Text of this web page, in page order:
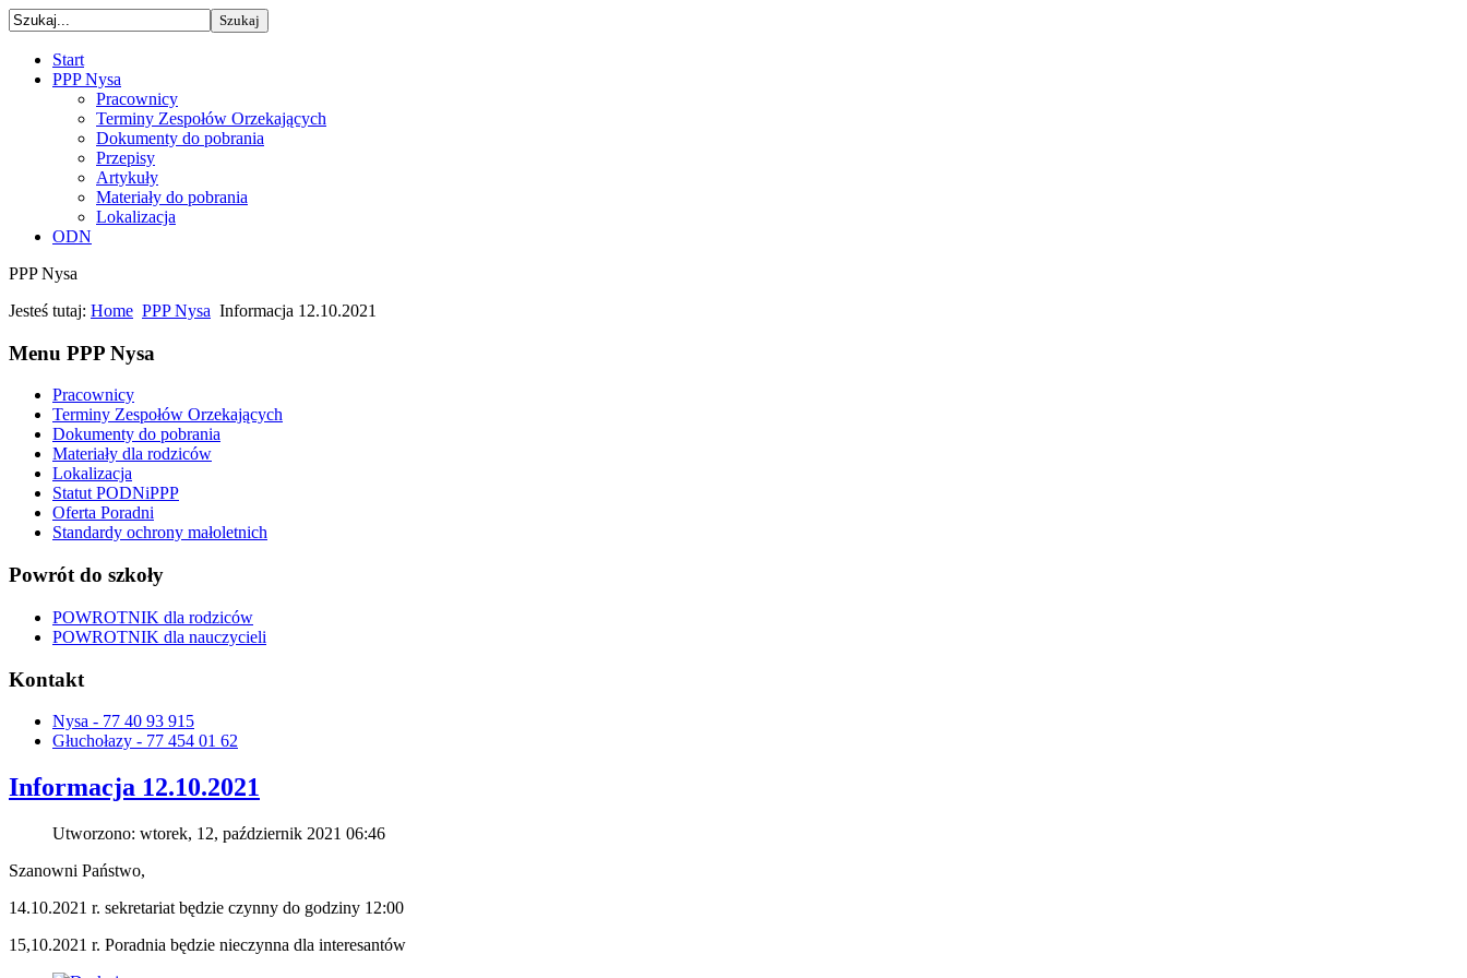
Start
PPP Nysa
Pracownicy
Terminy Zespołów Orzekających
Dokumenty do pobrania
Przepisy
Artykuły
Materiały do pobrania
Lokalizacja
ODN
PPP Nysa
Jesteś tutaj: Home PPP Nysa Informacja 12.10.2021
Menu PPP Nysa
Pracownicy
Terminy Zespołów Orzekających
Dokumenty do pobrania
Materiały dla rodziców
Lokalizacja
Statut PODNiPPP
Oferta Poradni
Standardy ochrony małoletnich
Powrót do szkoły
POWROTNIK dla rodziców
POWROTNIK dla nauczycieli
Kontakt
Nysa - 77 40 93 915
Głuchołazy - 77 454 01 62
Informacja 12.10.2021
Utworzono: wtorek, 12, październik 2021 06:46
Szanowni Państwo,
14.10.2021 r. sekretariat będzie czynny do godziny 12:00
15,10.2021 r. Poradnia będzie nieczynna dla interesantów